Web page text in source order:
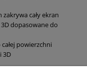
zakrywa cały ekran
dopasowane do
całej powierzchni
3D